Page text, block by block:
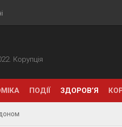
Корупція
ПОДІЇ ЗДОРОВ’Я